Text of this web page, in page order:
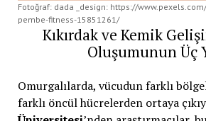
Fotoğraf: dada _design: https://
pembe-fitness-15851261/
Kıkırdak ve Kemik
Oluşumunun Üç
Omurgalılarda, vücudun farklı
farklı öncül hücrelerden ortaya